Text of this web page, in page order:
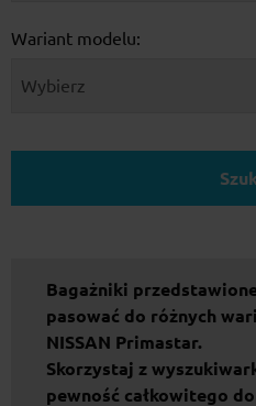
Wariant modelu:
Bagażniki
pasować do różnych
NISSAN Primastar.
Skorzystaj z
pewność całkowitego